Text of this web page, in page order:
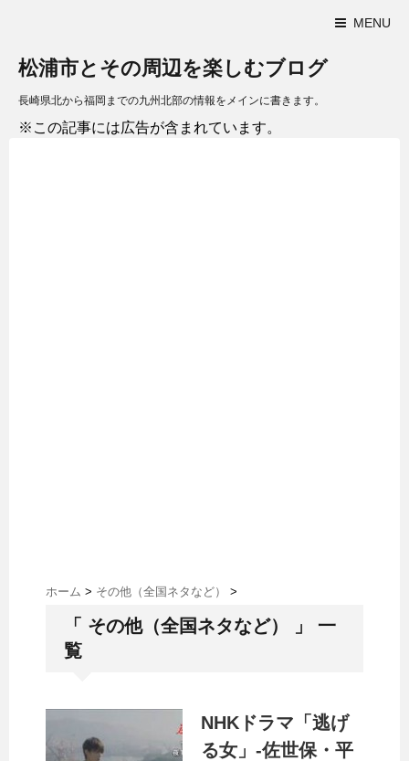
MENU
松浦市とその周辺を楽しむブログ
長崎県北から福岡までの九州北部の情報をメインに書きます。
※この記事には広告が含まれています。
ホーム > その他（全国ネタなど） >
「 その他（全国ネタなど） 」 一
覧
NHKドラマ「逃げ
る女」-佐世保・平